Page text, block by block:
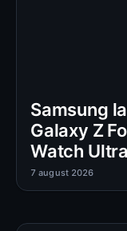
Samsung
Galaxy Z
Watch
7 august 2026